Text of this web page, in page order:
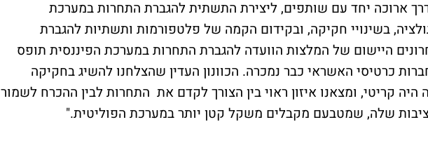
ארוכה יחד עם שותפים, ליצירת התשתית להגברת התחרות במערכת
בשינויי חקיקה, ובקידום הקמה של פלטפורמות ותשתיות להגברת
היישום של המלצות הוועדה להגברת התחרות במערכת הפיננסית תופס
כרטיסי האשראי כבר נמכרה. הכוונון העדין שהצלחנו להשיג בחקיקה
קריטי, ומצאנו איזון ראוי בין הצורך לקדם את התחרות לבין ההכרח לשמור
שלה, שמטבעם מקבלים משקל קטן יותר במערכת הפוליטית."